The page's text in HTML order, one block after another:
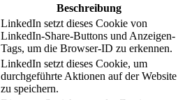
Beschreibung
LinkedIn setzt dieses Cookie von
LinkedIn-Share-Buttons und Anzeigen-
Tags, um die Browser-ID zu erkennen.
LinkedIn setzt dieses Cookie, um
durchgeführte Aktionen auf der Website
zu speichern.